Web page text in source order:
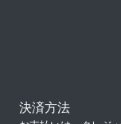
決済方法